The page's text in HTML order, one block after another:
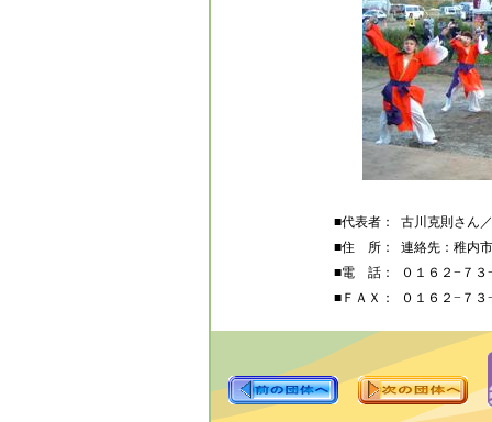
■代表者：
古川克則さん
■住 所：
連絡先：稚内
■電 話：
０１６２−７
■ＦＡＸ：
０１６２−７